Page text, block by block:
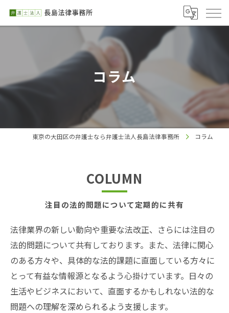
コラム
東京の大田区の弁護士なら弁護士法人長島法律事務所 コラム
COLUMN
注目の法的問題について定期的に共有
法律業界の新しい動向や重要な法改正、さらには注目の
法的問題について共有しております。また、法律に関心
のある方々や、具体的な法的課題に直面している方々に
とって有益な情報源となるよう心掛けています。日々の
生活やビジネスにおいて、直面するかもしれない法的な
問題への理解を深められるよう支援します。